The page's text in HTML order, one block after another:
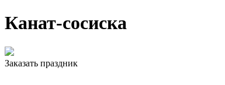
Канат-сосиска
Заказать праздник